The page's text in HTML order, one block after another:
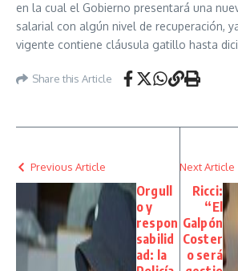
en la cual el Gobierno presentará una
salarial con algún nivel de recuperación,
vigente contiene cláusula gatillo hasta
Share this Article
Previous Article
Orgull
o y
respon
sabilid
ad: la
Next Article
Ricci:
“El
Galpón
Coster
o será